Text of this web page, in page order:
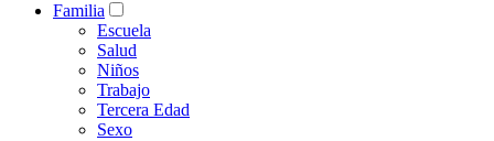
Familia
Escuela
Salud
Niños
Trabajo
Tercera Edad
Sexo